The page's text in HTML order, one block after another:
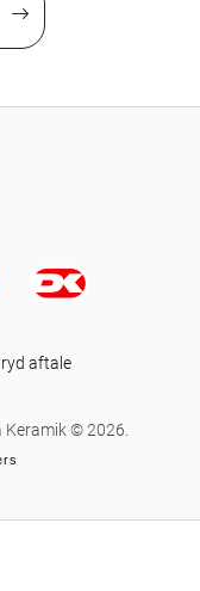
aftale
© 2026.